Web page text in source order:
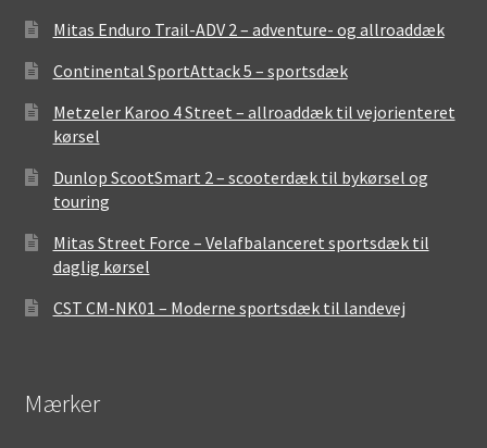
Mitas Enduro Trail-ADV 2 – adventure- og allroaddæk
Continental SportAttack 5 – sportsdæk
Metzeler Karoo 4 Street – allroaddæk til vejorienteret
kørsel
Dunlop ScootSmart 2 – scooterdæk til bykørsel og
touring
Mitas Street Force – Velafbalanceret sportsdæk til
daglig kørsel
CST CM-NK01 – Moderne sportsdæk til landevej
Mærker